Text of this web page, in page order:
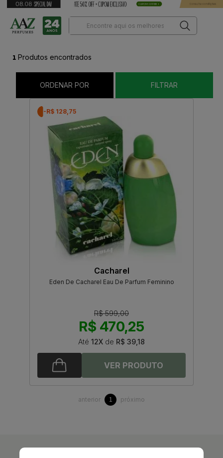
1 Produtos encontrados
ORDENAR POR FILTRAR
-R$ 128,75
Cacharel
Eden De Cacharel Eau De Parfum Feminino
R$ 599,00
R$ 470,25
Até 12X de R$ 39,18
anterior 1 próximo